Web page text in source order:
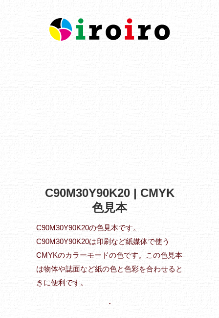
C90M30Y90K20 | CMYK
色見本
C90M30Y90K20の色見本です。
C90M30Y90K20は印刷など紙媒体で使う
CMYKのカラーモードの色です。この色見本
は物体や誌面など紙の色と色彩を合わせると
きに便利です。
・